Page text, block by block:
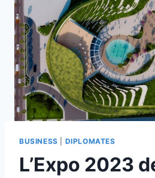
BUSINESS DIPLOMATES
L’Expo 2023